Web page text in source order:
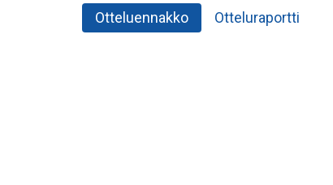
Otteluennakko Otteluraportti